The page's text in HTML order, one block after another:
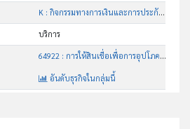
K : กิจกรรมทางการเงินและการประกันภัย
บริการ
64922 : การให้สินเชื่อเพื่อการอุปโภคบริโภค
อันดับธุรกิจในกลุ่มนี้